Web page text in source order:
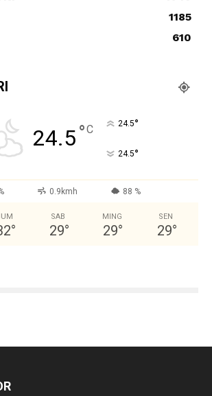
1185
610
24.5°C 24.5°
24.5°
0.9kmh 88 %
°
SAB
29°
MING
29°
SEN
29°